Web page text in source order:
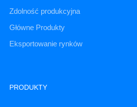
Zdolność produkcyjna
Główne Produkty
Eksportowanie rynków
PRODUKTY